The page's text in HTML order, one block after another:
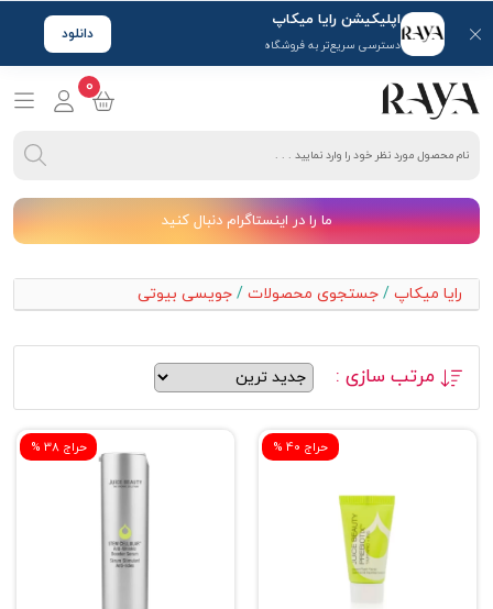
اپلیکیشن رایا میکاپ
دسترسی سریع‌تر به فروشگاه
دانلود
0
ما را در اینستاگرام دنبال کنید
رایا میکاپ / جستجوی محصولات / جویسی بیوتی
مرتب سازی :
% حراج 40 % حراج 38